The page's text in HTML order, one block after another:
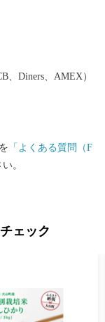
、Diners、AMEX）
「よくある質問（F
。
ェック